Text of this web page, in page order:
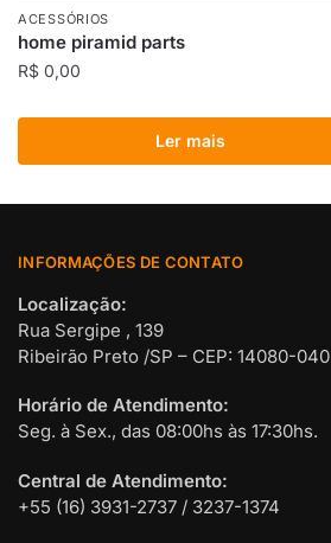
ACESSÓRIOS
home piramid parts
R$ 0,00
Ler mais
INFORMAÇÕES DE CONTATO
Localização:
Rua Sergipe , 139
Ribeirão Preto /SP – CEP: 14080-040
Horário de Atendimento:
Seg. à Sex., das 08:00hs às 17:30hs.
Central de Atendimento:
+55 (16) 3931-2737 / 3237-1374